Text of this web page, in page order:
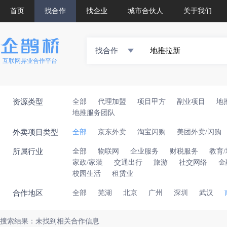
首页 找合作 找企业 城市合伙人 关于我们
互联网异业合作平台
找合作
资源类型 全部 代理加盟 项目甲方 副业项目
地
地推服务团队
外卖项目类型 全部 京东外卖 淘宝闪购 美团外卖/闪购
所属行业 全部 物联网 企业服务 财税服务
教育/
家政/家装
交通出行 旅游 社交网络
金
校园生活
租赁业
合作地区 全部 芜湖 北京 广州 深圳 武汉
搜索结果：未找到相关合作信息